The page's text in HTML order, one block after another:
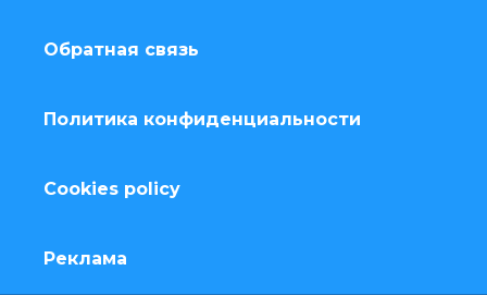
Обратная связь
Политика конфиденциальности
Cookies policy
Реклама